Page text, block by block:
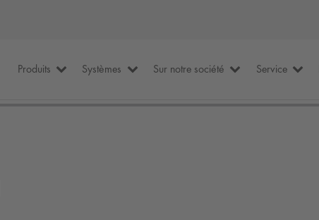
Produits Systèmes Sur notre société Service